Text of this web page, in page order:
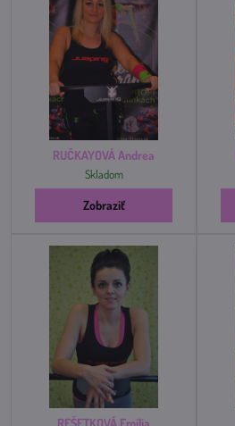
RUČKAYOVÁ Andrea
Skladom
Zobraziť